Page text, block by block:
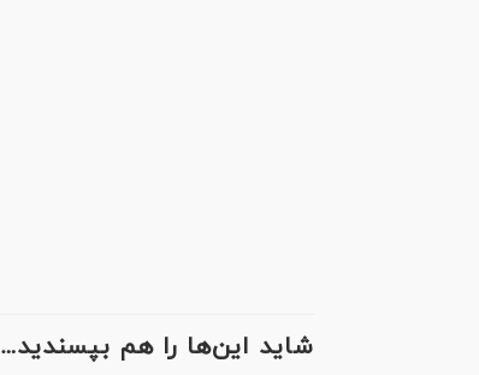
شاید این‌ها را هم بپسندید…